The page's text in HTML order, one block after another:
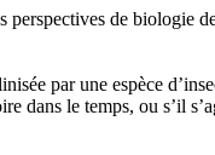
de biologie
par une espèce
dans le temps, ou s’il